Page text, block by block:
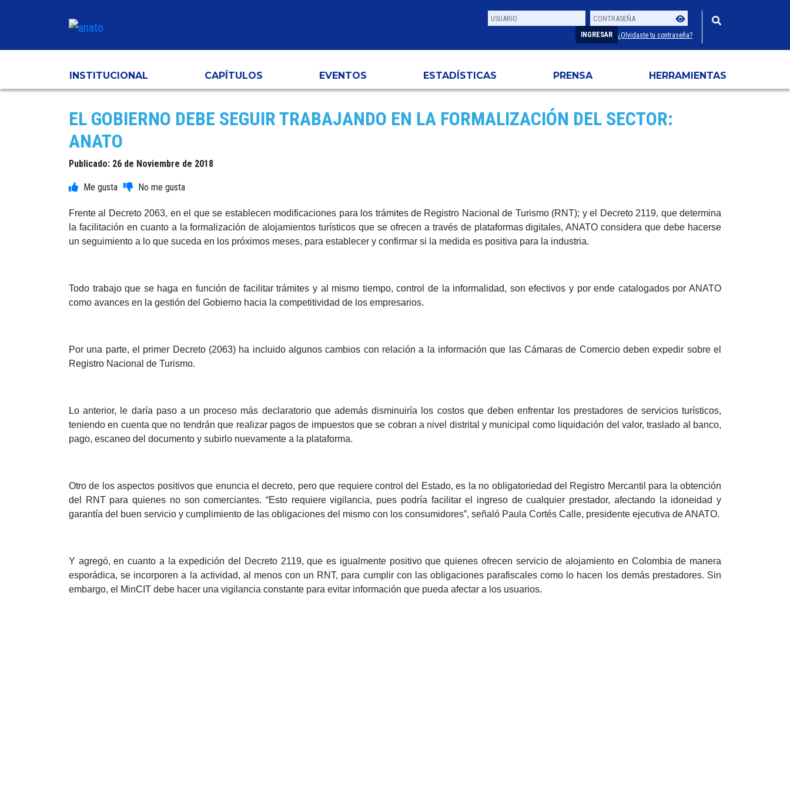
Usuario
Contraseña
INGRESAR ¿Olvidaste tu contraseña?
INSTITUCIONAL CAPÍTULOS EVENTOS ESTADÍSTICAS PRENSA HERRAMIENTAS
EL GOBIERNO DEBE SEGUIR TRABAJANDO EN LA FORMALIZACIÓN DEL SECTOR:
ANATO
Publicado: 26 de Noviembre de 2018
Frente al Decreto 2063, en el que se establecen modificaciones para los trámites de Registro Nacional de Turismo (RNT); y el Decreto 2119, que determina
la facilitación en cuanto a la formalización de alojamientos turísticos que se ofrecen a través de plataformas digitales, ANATO considera que debe hacerse
un seguimiento a lo que suceda en los próximos meses, para establecer y confirmar si la medida es positiva para la industria.
Todo trabajo que se haga en función de facilitar trámites y al mismo tiempo, control de la informalidad, son efectivos y por ende catalogados por ANATO
como avances en la gestión del Gobierno hacia la competitividad de los empresarios.
Por una parte, el primer Decreto (2063) ha incluido algunos cambios con relación a la información que las Cámaras de Comercio deben expedir sobre el
Registro Nacional de Turismo.
Lo anterior, le daría paso a un proceso más declaratorio que además disminuiría los costos que deben enfrentar los prestadores de servicios turísticos,
teniendo en cuenta que no tendrán que realizar pagos de impuestos que se cobran a nivel distrital y municipal como liquidación del valor, traslado al banco,
pago, escaneo del documento y subirlo nuevamente a la plataforma.
Otro de los aspectos positivos que enuncia el decreto, pero que requiere control del
Estado, es la no obligatoriedad del Registro Mercantil para la obtención
del RNT para quienes no son comerciantes. “Esto requiere vigilancia, pues podría facilitar el ingreso de cualquier prestador, afectando la idoneidad y
garantía del buen servicio y cumplimiento de las obligaciones del mismo con los consumidores”, señaló Paula Cortés Calle, presidente ejecutiva de ANATO.
Y agregó, en cuanto a la expedición del Decreto 2119, que es igualmente positivo que quienes ofrecen servicio de alojamiento en Colombia de manera
esporádica, se incorporen a la actividad, al menos con un RNT, para cumplir con las obligaciones parafiscales como lo hacen los demás prestadores. Sin
embargo, el MinCIT debe hacer una vigilancia constante para evitar información que pueda afectar a los usuarios.